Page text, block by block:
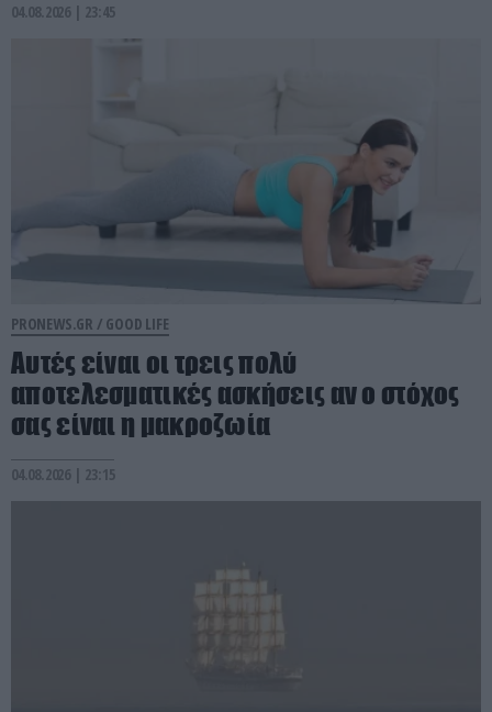
04.08.2026 | 23:45
PRONEWS.GR / GOOD LIFE
Αυτές είναι οι τρεις πολύ
αποτελεσματικές ασκήσεις αν ο στόχος
σας είναι η μακροζωία
04.08.2026 | 23:15